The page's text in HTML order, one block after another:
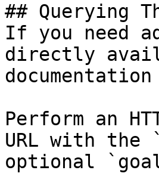
## Querying
If you need
directly
Perform an
URL with the
optional